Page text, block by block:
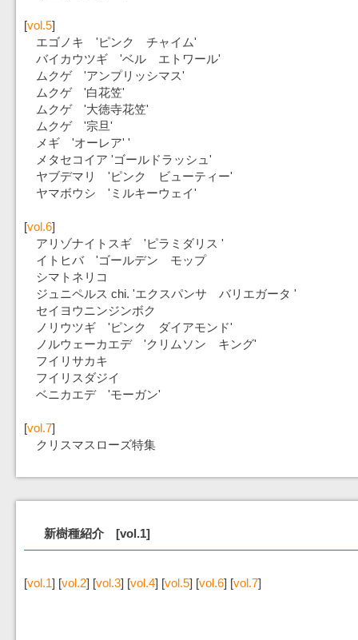
[vol.5]
エゴノキ 'ピンク チャイム'
バイカウツギ 'ベル エトワール'
ムクゲ 'アンプリッシマス'
ムクゲ '白花笠'
ムクゲ '大徳寺花笠'
ムクゲ '宗旦'
メギ 'オーレア' '
メタセコイア 'ゴールドラッシュ'
ヤブデマリ 'ピンク ビューティー'
ヤマボウシ 'ミルキーウェイ'
[vol.6]
アリゾナイトスギ 'ピラミダリス '
イトヒバ 'ゴールデン モップ
シマトネリコ
ジュニペルス chi. 'エクスパンサ バリエガータ '
セイヨウニンジンボク
ノリウツギ 'ピンク ダイアモンド'
ノルウェーカエデ 'クリムソン キング'
フイリサカキ
フイリスダジイ
ベニカエデ 'モーガン'
[vol.7]
クリスマスローズ特集
新樹種紹介 [vol.1]
[vol.1] [vol.2] [vol.3] [vol.4] [vol.5] [vol.6] [vol.7]